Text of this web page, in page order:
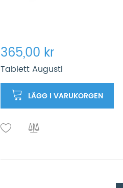
365,00 kr
Tablett Augusti
LÄGG I VARUKORGEN